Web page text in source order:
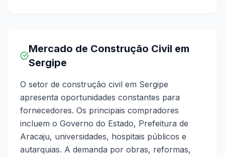
Mercado de Construção Civil em
Sergipe
O setor de construção civil em Sergipe
apresenta oportunidades constantes para
fornecedores. Os principais compradores
incluem o Governo do Estado, Prefeitura de
Aracaju, universidades, hospitais públicos e
autarquias. A demanda por obras, reformas,